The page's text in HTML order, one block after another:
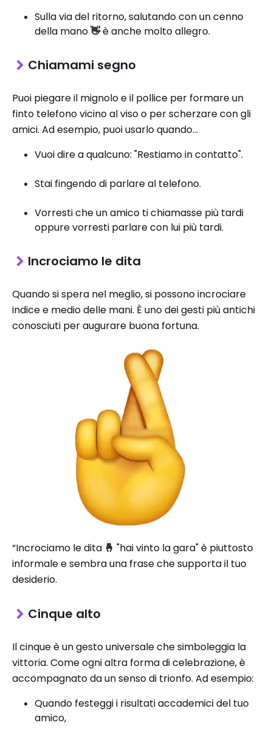
Sulla via del ritorno, salutando con un cenno
della mano👋è anche molto allegro.
Chiamami segno
Puoi piegare il mignolo e il pollice per formare un
finto telefono vicino al viso o per scherzare con gli
amici. Ad esempio, puoi usarlo quando...
Vuoi dire a qualcuno: "Restiamo in contatto".
Stai fingendo di parlare al telefono.
Vorresti che un amico ti chiamasse più tardi
oppure vorresti parlare con lui più tardi.
Incrociamo le dita
Quando si spera nel meglio, si possono incrociare
indice e medio delle mani. È uno dei gesti più antichi
conosciuti per augurare buona fortuna.
“Incrociamo le dita 🤞 "hai vinto la gara" è piuttosto
informale e sembra una frase che supporta il tuo
desiderio.
Cinque alto
Il cinque è un gesto universale che simboleggia la
vittoria. Come ogni altra forma di celebrazione, è
accompagnato da un senso di trionfo. Ad esempio:
Quando festeggi i risultati accademici del tuo
amico,